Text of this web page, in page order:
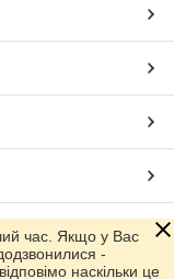
час. Якщо у Вас
-
наскільки це